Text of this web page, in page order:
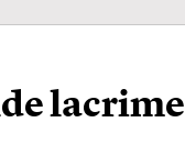
lacrime